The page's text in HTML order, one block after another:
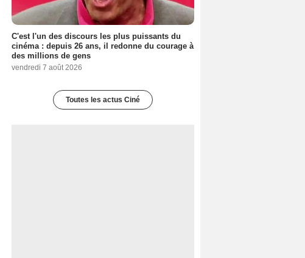
C'est l'un des discours les plus puissants du
cinéma : depuis 26 ans, il redonne du courage à
des millions de gens
vendredi 7 août 2026
Toutes les actus Ciné